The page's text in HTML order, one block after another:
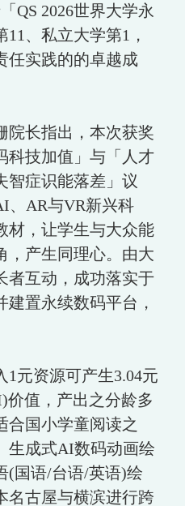
QS 2026世界大学永
、私立大学第1，
任实践的的卓越成
长指出，本次获奖
科技加值」与「人才
智症识能落差」议
、AR与VR新兴科
材，让学生与大众能
，产生同理心。由大
者互动，成功落实于
建置永续数码平台，
元资源可产生3.04元
价值，产出之分龄多
合国小学童阅读之
生成式AI数码动画绘
(国语/台语/英语)绘
名古屋与横滨进行跨